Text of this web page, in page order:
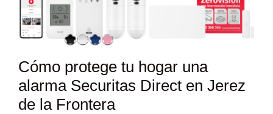
Cómo protege tu hogar una
alarma Securitas Direct en Jerez
de la Frontera